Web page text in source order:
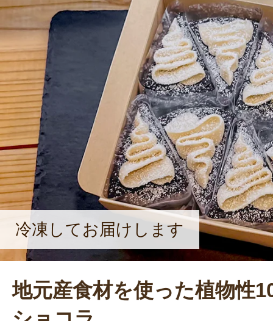
tsunodori terrace」を開業した。「地
た田んぼは、また次の世代につない
りません。だから、農家とパティシ
んです」と、原さん。モチベーショ
は、店を訪れる子どもたちの姿だと
スを見て『わー』と目を輝かせてく
の喜びです」と、やさしく微笑む。
冷凍してお届けします
地元産食材を使った植物性